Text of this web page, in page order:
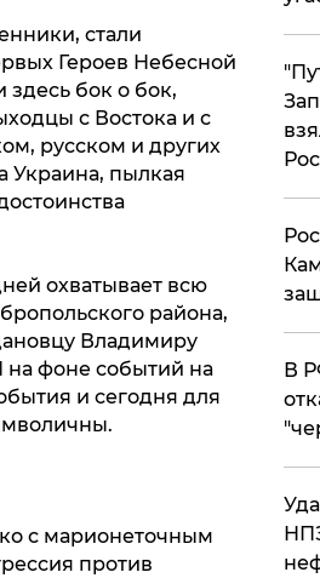
стали
Героев Небесной
бок о бок,
с Востока и с
русском и других
Украина, пылкая
охватывает всю
района,
Владимиру
на фоне событий на
и сегодня для
с марионеточным
против
​В